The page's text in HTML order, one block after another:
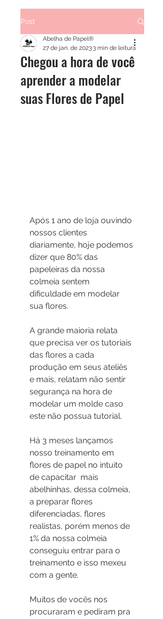
Post
Chegou a hora de você
aprender a modelar
suas Flores de Papel
Abelha de Papel®
27 de jan. de 20233 min de leitura
Após 1 ano de loja ouvindo
nossos clientes
diariamente, hoje podemos
dizer que 80% das
papeleiras da nossa
colmeia sentem
dificuldade em modelar
sua flores.
A grande maioria relata
que precisa ver os tutoriais
das flores a cada
produção em seus ateliês
e mais, relatam não sentir
segurança na hora de
modelar um molde caso
este não possua tutorial.
Há 3 meses lançamos
nosso treinamento em
flores de papel no intuito
de capacitar  mais
abelhinhas, dessa colmeia,
a preparar flores
diferenciadas, flores
realistas, porém menos de
1% da nossa colmeia
conseguiu entrar para o
treinamento e isso mexeu
com a gente.
Muitos de vocês nos
procuraram e pediram pra